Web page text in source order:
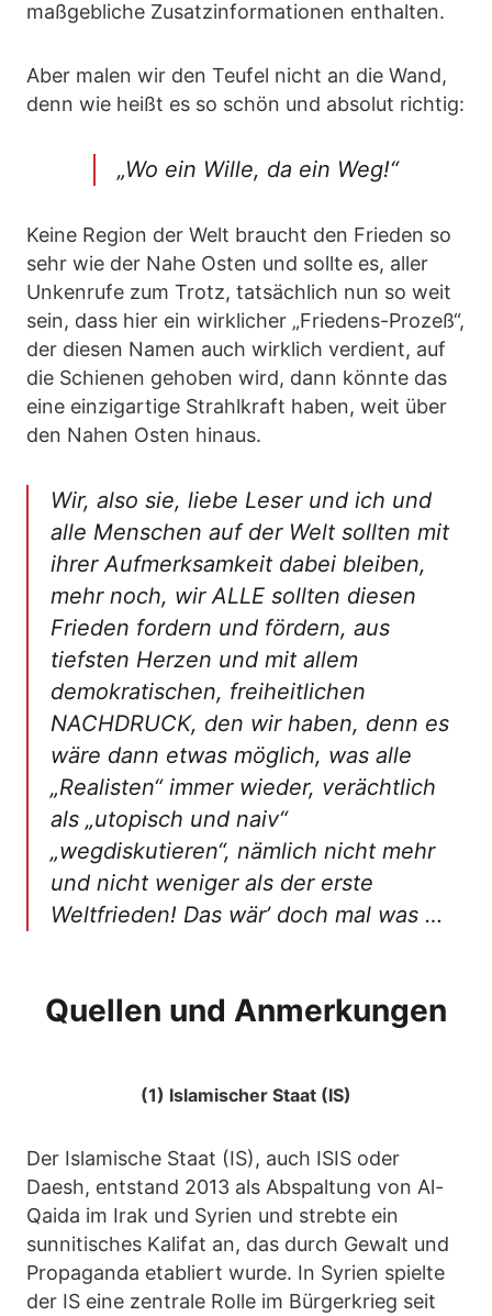
maßgebliche Zusatzinformationen enthalten.
Aber malen wir den Teufel nicht an die Wand,
denn wie heißt es so schön und absolut richtig:
„Wo ein Wille, da ein Weg!“
Keine Region der Welt braucht den Frieden so
sehr wie der Nahe Osten und sollte es, aller
Unkenrufe zum Trotz, tatsächlich nun so weit
sein, dass hier ein wirklicher „Friedens-Prozeß“,
der diesen Namen auch wirklich verdient, auf
die Schienen gehoben wird, dann könnte das
eine einzigartige Strahlkraft haben, weit über
den Nahen Osten hinaus.
Wir, also sie, liebe Leser und ich und
alle Menschen auf der Welt sollten mit
ihrer Aufmerksamkeit dabei bleiben,
mehr noch, wir ALLE sollten diesen
Frieden fordern und fördern, aus
tiefsten Herzen und mit allem
demokratischen, freiheitlichen
NACHDRUCK, den wir haben, denn es
wäre dann etwas möglich, was alle
„Realisten“ immer wieder, verächtlich
als „utopisch und naiv“
„wegdiskutieren“, nämlich nicht mehr
und nicht weniger als der erste
Weltfrieden! Das wär’ doch mal was …
Quellen und Anmerkungen
(1) Islamischer Staat (IS)
Der Islamische Staat (IS), auch ISIS oder
Daesh, entstand 2013 als Abspaltung von Al-
Qaida im Irak und Syrien und strebte ein
sunnitisches Kalifat an, das durch Gewalt und
Propaganda etabliert wurde. In Syrien spielte
der IS eine zentrale Rolle im Bürgerkrieg seit